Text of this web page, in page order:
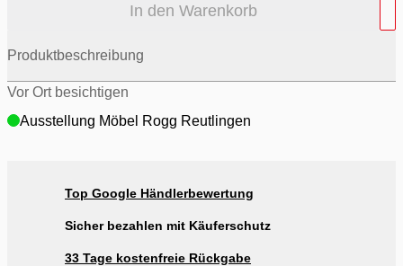
In den Warenkorb
Produktbeschreibung
Vor Ort besichtigen
Ausstellung Möbel Rogg Reutlingen
Top Google Händlerbewertung
Sicher bezahlen mit Käuferschutz
33 Tage kostenfreie Rückgabe